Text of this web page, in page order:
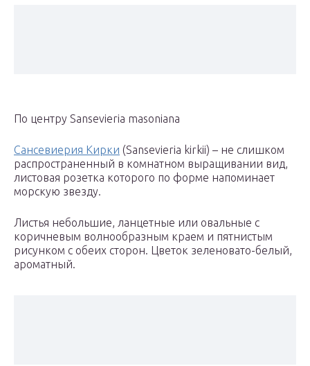
По центру Sansevieria masoniana
Сансевиерия Кирки (Sansevieria kirkii) – не слишком
распространенный в комнатном выращивании вид,
листовая розетка которого по форме напоминает
морскую звезду.
Листья небольшие, ланцетные или овальные с
коричневым волнообразным краем и пятнистым
рисунком с обеих сторон. Цветок зеленовато-белый,
ароматный.